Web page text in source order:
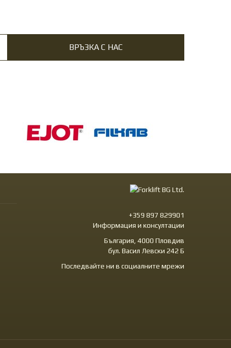
ВРЪЗКА С НАС
+359 897 829901
Информация и консултации
България, 4000 Пловдив
бул. Васил Левски 242 Б
Последвайте ни в социалните мрежи